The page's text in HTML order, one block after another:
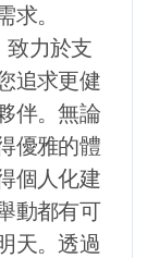
。
致力於支
追求更健
伴。無論
優雅的體
個人化建
動都有可
天。透過